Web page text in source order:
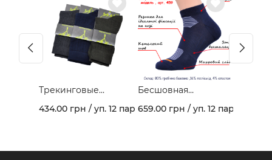
Трекинговые
демисезонные
носки 403В
434.00 грн / уп. 12 пар
Бесшовная
спортивная модель
из гребеночного
659.00 грн / уп. 12 пар